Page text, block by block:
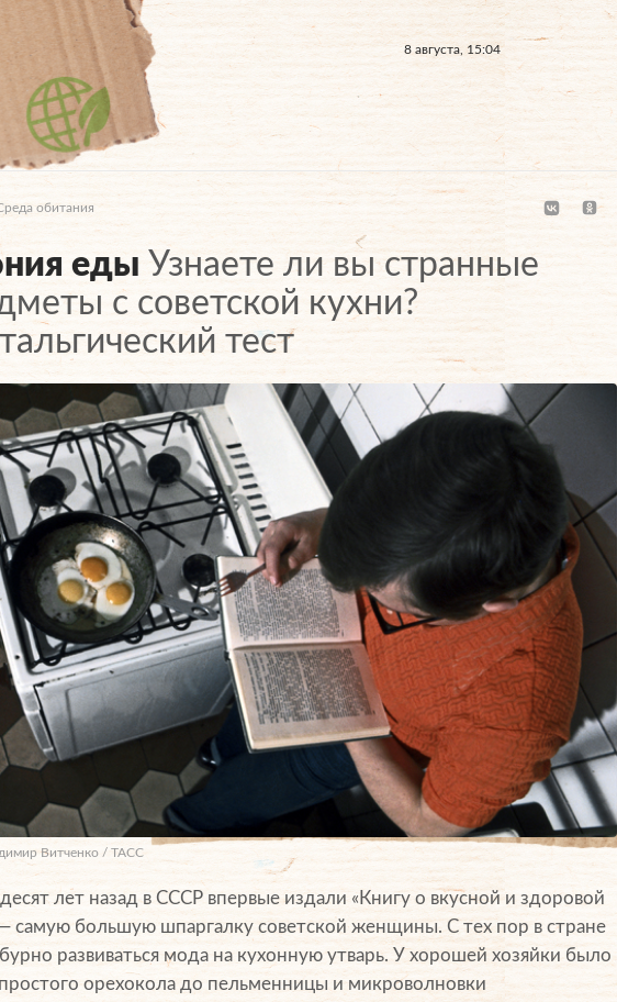
8 августа, 15:04
обитания
еды Узнаете ли вы странные
с советской кухни?
тест
Витченко / ТАСС
лет назад в СССР впервые издали «Книгу о вкусной и здоровой
самую большую шпаргалку советской женщины. C тех пор в стране
развиваться мода на кухонную утварь. У хорошей хозяйки было
простого орехокола до пельменницы и микроволновки